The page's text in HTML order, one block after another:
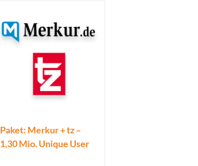
Paket: Merkur + tz –
1,30 Mio. Unique User